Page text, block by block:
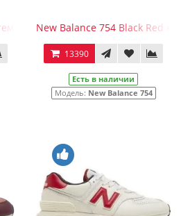
сине-белые зимние
New Balance 754 Black Red
13390
Есть в наличии
Модель: New Balance 754